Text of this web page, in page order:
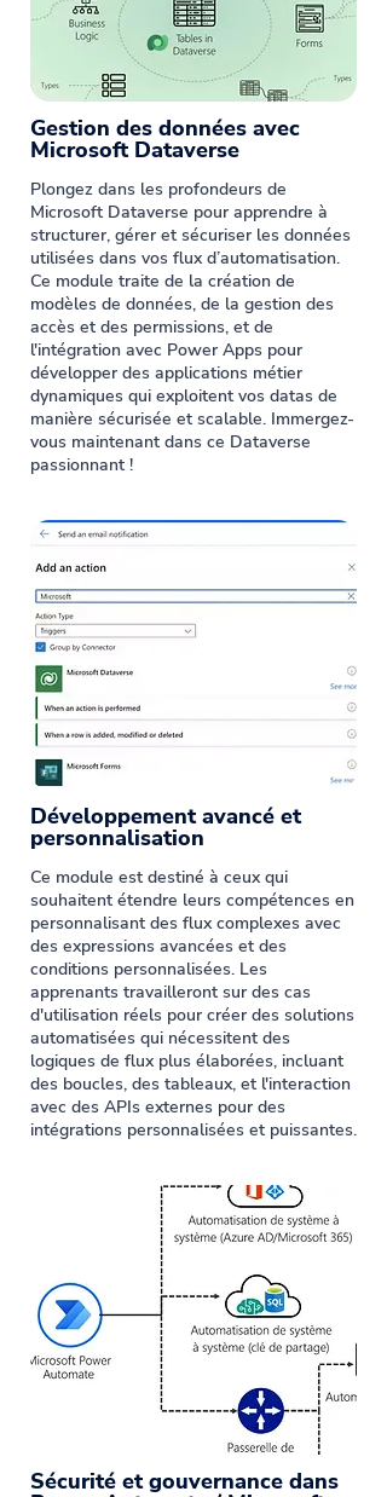
Gestion des données avec
Microsoft Dataverse
Plongez dans les profondeurs de
Microsoft Dataverse pour apprendre à
structurer, gérer et sécuriser les données
utilisées dans vos flux d’automatisation.
Ce module traite de la création de
modèles de données, de la gestion des
accès et des permissions, et de
l'intégration avec Power Apps pour
développer des applications métier
dynamiques qui exploitent vos datas de
manière sécurisée et scalable. Immergez-
vous maintenant dans ce Dataverse
passionnant !
Développement avancé et
personnalisation
Ce module est destiné à ceux qui
souhaitent étendre leurs compétences en
personnalisant des flux complexes avec
des expressions avancées et des
conditions personnalisées. Les
apprenants travailleront sur des cas
d'utilisation réels pour créer des solutions
automatisées qui nécessitent des
logiques de flux plus élaborées, incluant
des boucles, des tableaux, et l'interaction
avec des APIs externes pour des
intégrations personnalisées et puissantes.
Sécurité et gouvernance dans